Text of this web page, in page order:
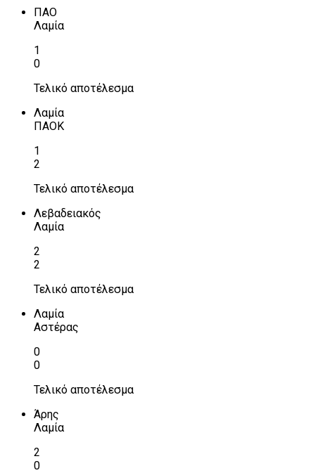
ΠΑΟ
Λαμία
1
0
Τελικό αποτέλεσμα
Λαμία
ΠΑΟΚ
1
2
Τελικό αποτέλεσμα
Λεβαδειακός
Λαμία
2
2
Τελικό αποτέλεσμα
Λαμία
Αστέρας
0
0
Τελικό αποτέλεσμα
Άρης
Λαμία
2
0